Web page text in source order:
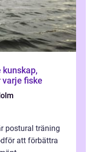
fiske
postural träning
att förbättra